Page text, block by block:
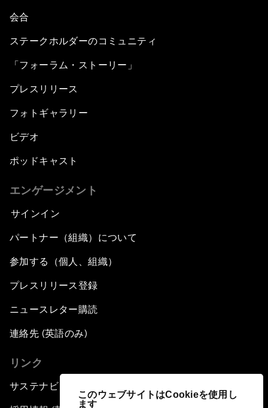
このウェブサイトはCookieを使用し
ます
会合
ステークホルダーのコミュニティ
「フォーラム・ストーリー」
プレスリリース
フォトギャラリー
ビデオ
ポッドキャスト
エンゲージメント
サインイン
パートナー（組織）について
参加する（個人、組織）
プレスリリース登録
ニュースレター購読
連絡先 (英語のみ)
リンク
サステナビリティへの取り組み